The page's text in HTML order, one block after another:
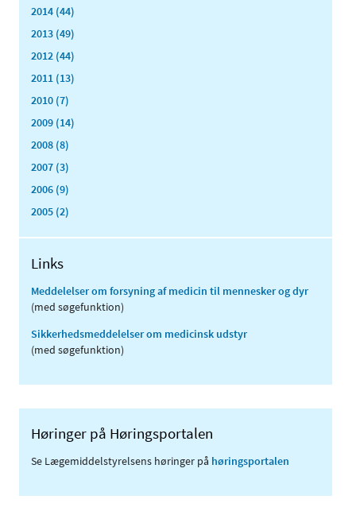
2014 (44)
2013 (49)
2012 (44)
2011 (13)
2010 (7)
2009 (14)
2008 (8)
2007 (3)
2006 (9)
2005 (2)
Links
Meddelelser om forsyning af medicin til mennesker og dyr
(med søgefunktion)
Sikkerhedsmeddelelser om medicinsk udstyr
(med søgefunktion)
Høringer på Høringsportalen
Se Lægemiddelstyrelsens høringer på høringsportalen